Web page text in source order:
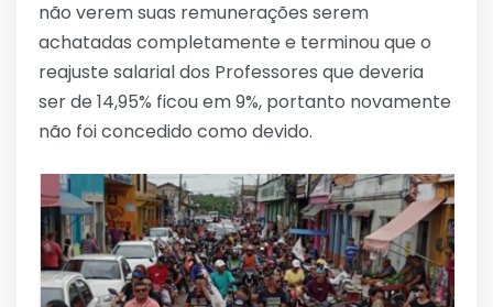
não verem suas remunerações serem
achatadas completamente e terminou que o
reajuste salarial dos Professores que deveria
ser de 14,95% ficou em 9%, portanto novamente
não foi concedido como devido.